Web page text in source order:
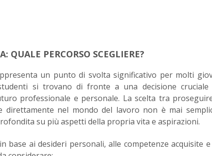
QUALE PERCORSO SCEGLIERE?
un punto di svolta significativo per molti
si trovano di fronte a una decisione cruciale
professionale e personale. La scelta tra
nel mondo del lavoro non è mai
su più aspetti della propria vita e aspirazioni.
ai desideri personali, alle competenze acquisite e